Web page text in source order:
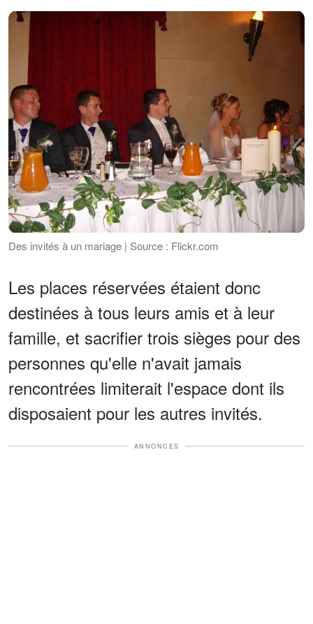
Des invités à un mariage | Source : Flickr.com
Les places réservées étaient donc
destinées à tous leurs amis et à leur
famille, et sacrifier trois sièges pour des
personnes qu'elle n'avait jamais
rencontrées limiterait l'espace dont ils
disposaient pour les autres invités.
ANNONCES